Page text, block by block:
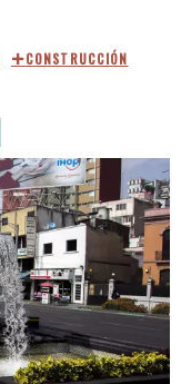
CONSTRUCCIÓN